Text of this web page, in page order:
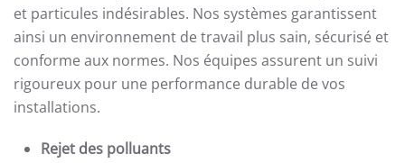
et particules indésirables. Nos systèmes garantissent
ainsi un environnement de travail plus sain, sécurisé et
conforme aux normes. Nos équipes assurent un suivi
rigoureux pour une performance durable de vos
installations.
Rejet des polluants